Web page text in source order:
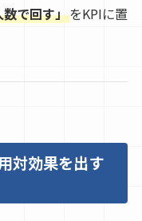
で回す」をKPIに置
対効果を出す